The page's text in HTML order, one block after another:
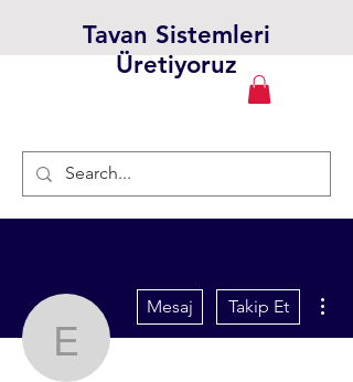
Tavan Sistemleri
Üretiyoruz
ersmes0959
Mesaj Takip Et